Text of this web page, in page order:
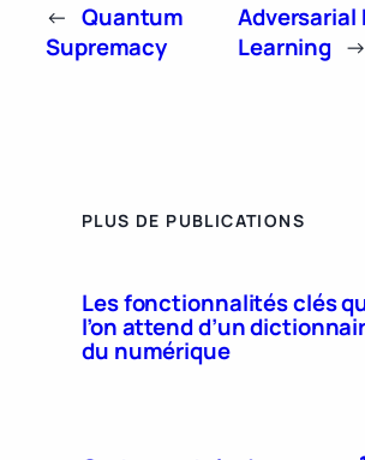
← Quantum
Supremacy
Adversarial
Learning →
PLUS DE PUBLICATIONS
Les fonctionnalités clés
l’on attend d’un
du numérique